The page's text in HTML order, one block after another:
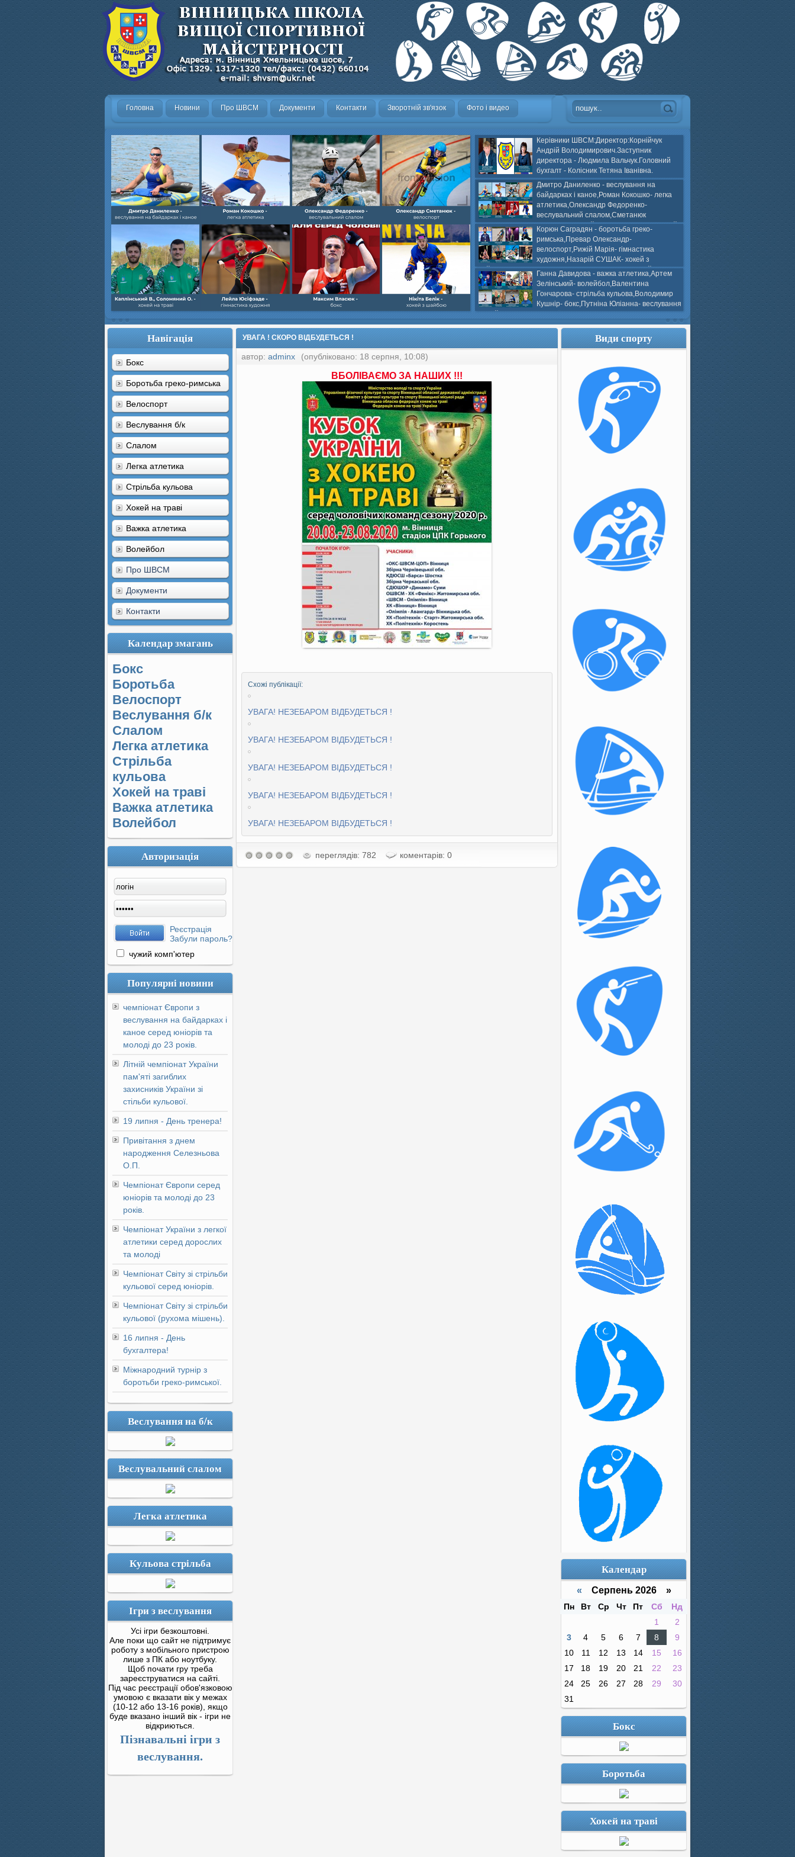
Головна Новини Про ШВСМ Документи Контакти Зворотній зв'язок Фото і видео
Керівники ШВСМ:Директор:Корнійчук
Андрій Володимирович.Заступник
директора - Людмила Вальчук.Головний
бухгалт - Колісник Тетяна Іванівна.
Дмитро Даниленко - веслування на
байдарках і каное,Роман Кокошко- легка
атлетика,Олександр Федоренко-
веслувальний слалом,Сметанюк
Олександр- велоспорт,Каплінський Володимир, Соломяний
Олександр- хокей на траві,Лейла Юсіфзаде- гімнастика
художня,Максим Власюк- бокс,Нікіта БЕЛІК- хокей з шайбою.
Корюн Саградян - боротьба греко-
римська,Превар Олександр-
велоспорт,Рижій Марія- гімнастика
художня,Назарій СУШАК- хокей з
шайбою,Ігор Бичков- боротьба греко-римська,Сергій
Колісник- важка атлетика,Вікторія Добротворська-
веслвальний слалом,Валерія Якушева - волейбол.
Ганна Давидова - важка атлетика,Артем
Зелінський- волейбол,Валентина
Гончарова- стрільба кульова,Володимир
Кушнір- бокс,Путніна Юліанна- веслування
на байдарках і каное,Моїсеєнко Марія- стрільба
кульова,Селезньов Г. веслування на байдарках і
Навігація
Бокс
Боротьба греко-римська
Велоспорт
Веслування б/к
Cлалом
Легка атлетика
Стрільба кульова
Хокей на траві
Важка атлетика
Волейбол
Про ШВСМ
Документи
Контакти
Календар змагань
Бокс
Боротьба
Велоспорт
Веслування б/к
Cлалом
Легка атлетика
Стрільба
кульова
Хокей на траві
Важка атлетика
Волейбол
Авторизація
Реєстрація
Забули пароль?
чужий комп'ютер
Популярні новини
чемпіонат Європи з
веслування на байдарках і
каное серед юніорів та
молоді до 23 років.
Літній чемпіонат України
пам'яті загиблих
захисників України зі
стільби кульової.
19 липня - День тренера!
Привітання з днем
народження Селезньова
О.П.
Чемпіонат Європи серед
юніорів та молоді до 23
років.
Чемпіонат України з легкої
атлетики серед дорослих
та молоді
Чемпіонат Світу зі стрільби
кульової серед юніорів.
Чемпіонат Світу зі стрільби
кульової (рухома мішень).
16 липня - День
бухгалтера!
Міжнародний турнір з
боротьби греко-римської.
Веслування на б/к
Веслувальний слалом
Легка атлетика
Кульова стрільба
Ігри з веслування
Усі ігри безкоштовні.
Але поки що сайт не підтримує
роботу з мобільного пристрою
лише з ПК або ноутбуку.
Щоб почати гру треба
зареєструватися на сайті.
Під час реєстрації обов'язковою
умовою є вказати вік у межах
(10-12 або 13-16 років), якщо
буде вказано інший вік - ігри не
відкриються.
Пізнавальні ігри з
веслування.
УВАГА ! СКОРО ВІДБУДЕТЬСЯ !
автор: adminx (опубліковано: 18 серпня, 10:08)
ВБОЛІВАЄМО ЗА НАШИХ !!!
Схожі публікації:
УВАГА! НЕЗЕБАРОМ ВІДБУДЕТЬСЯ !
УВАГА! НЕЗЕБАРОМ ВІДБУДЕТЬСЯ !
УВАГА! НЕЗЕБАРОМ ВІДБУДЕТЬСЯ !
УВАГА! НЕЗЕБАРОМ ВІДБУДЕТЬСЯ !
УВАГА! НЕЗЕБАРОМ ВІДБУДЕТЬСЯ !
переглядів: 782 коментарів: 0
Види спорту
Календар
« Серпень 2026 »
Пн Вт Ср Чт Пт Сб
Нд
1
2
3
4 5 6 7 8
9
10
11 12 13 14 15
16
17
18 19 20 21 22
23
24
25 26 27 28 29
30
31
Бокс
Боротьба
Хокей на траві